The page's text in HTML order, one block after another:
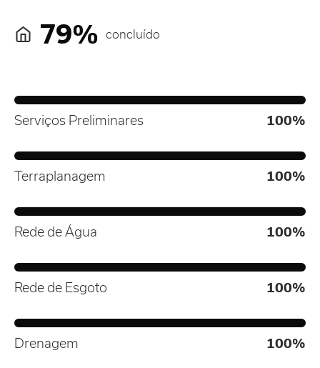
79% concluído
Serviços Preliminares 100%
Terraplanagem 100%
Rede de Água 100%
Rede de Esgoto 100%
Drenagem 100%